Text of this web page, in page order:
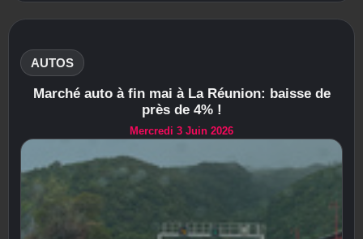
AUTOS
Marché auto à fin mai à La Réunion: baisse de
près de 4% !
Mercredi 3 Juin 2026